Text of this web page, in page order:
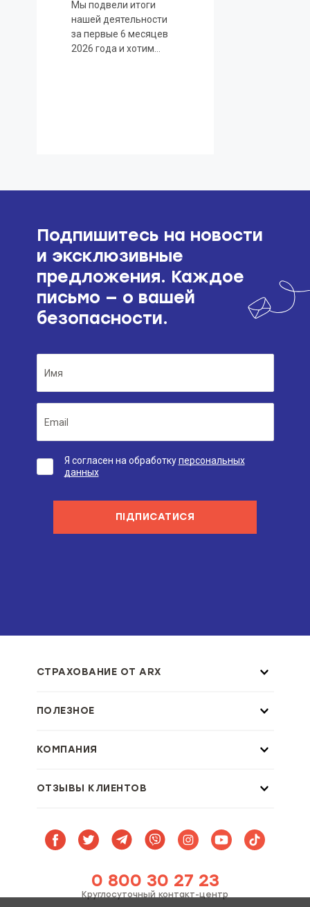
Мы подвели итоги
нашей деятельности
за первые 6 месяцев
2026 года и хотим
Подпишитесь на новости
и эксклюзивные
предложения. Каждое
письмо — о вашей
безопасности.
Я согласен на обработкуперсональных
данных
ПІДПИСАТИСЯ
СТРАХОВАНИЕ ОТ ARX
ПОЛЕЗНОЕ
КОМПАНИЯ
ОТЗЫВЫ КЛИЕНТОВ
0 800 30 27 23
Круглосуточный контакт-центр